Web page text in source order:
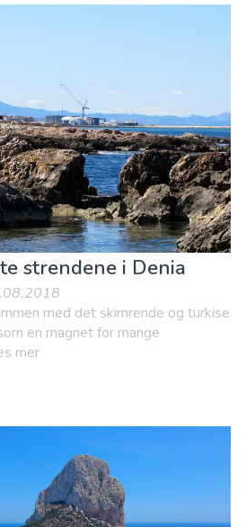
strendene i Denia
med det skimrende og turkise
en magnet for mange
mer